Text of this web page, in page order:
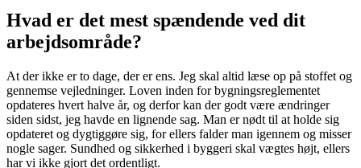
Hvad er det mest spændende ved dit
arbejdsområde?
At der ikke er to dage, der er ens. Jeg skal altid læse op på stoffet og
gennemse vejledninger. Loven inden for bygningsreglementet
opdateres hvert halve år, og derfor kan der godt være ændringer
siden sidst, jeg havde en lignende sag. Man er nødt til at holde sig
opdateret og dygtiggøre sig, for ellers falder man igennem og misser
nogle sager. Sundhed og sikkerhed i byggeri skal vægtes højt, ellers
har vi ikke gjort det ordentligt.